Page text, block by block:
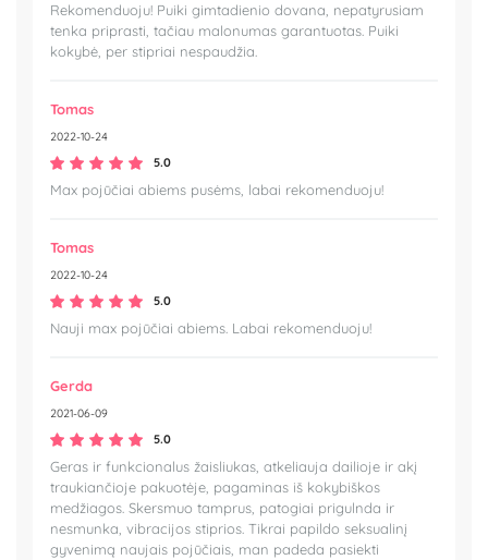
Rekomenduoju! Puiki gimtadienio dovana, nepatyrusiam
tenka priprasti, tačiau malonumas garantuotas. Puiki
kokybė, per stipriai nespaudžia.
Tomas
2022-10-24
5.0
Max pojūčiai abiems pusėms, labai rekomenduoju!
Tomas
2022-10-24
5.0
Nauji max pojūčiai abiems. Labai rekomenduoju!
Gerda
2021-06-09
5.0
Geras ir funkcionalus žaisliukas, atkeliauja dailioje ir akį
traukiančioje pakuotėje, pagaminas iš kokybiškos
medžiagos. Skersmuo tamprus, patogiai prigulnda ir
nesmunka, vibracijos stiprios. Tikrai papildo seksualinį
gyvenimą naujais pojūčiais, man padeda pasiekti